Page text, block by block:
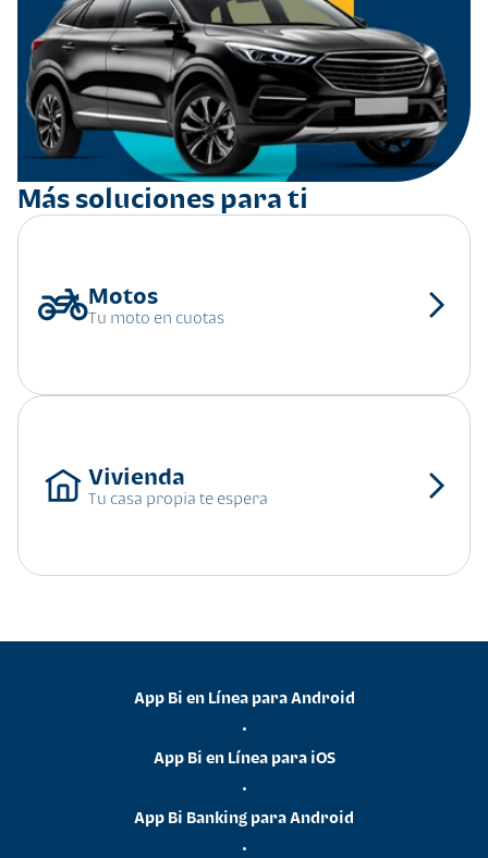
Más soluciones para ti
Tu moto en cuotas
Tu casa propia te espera
App Bi en Línea para Android
•
App Bi en Línea para iOS
•
App Bi Banking para Android
•